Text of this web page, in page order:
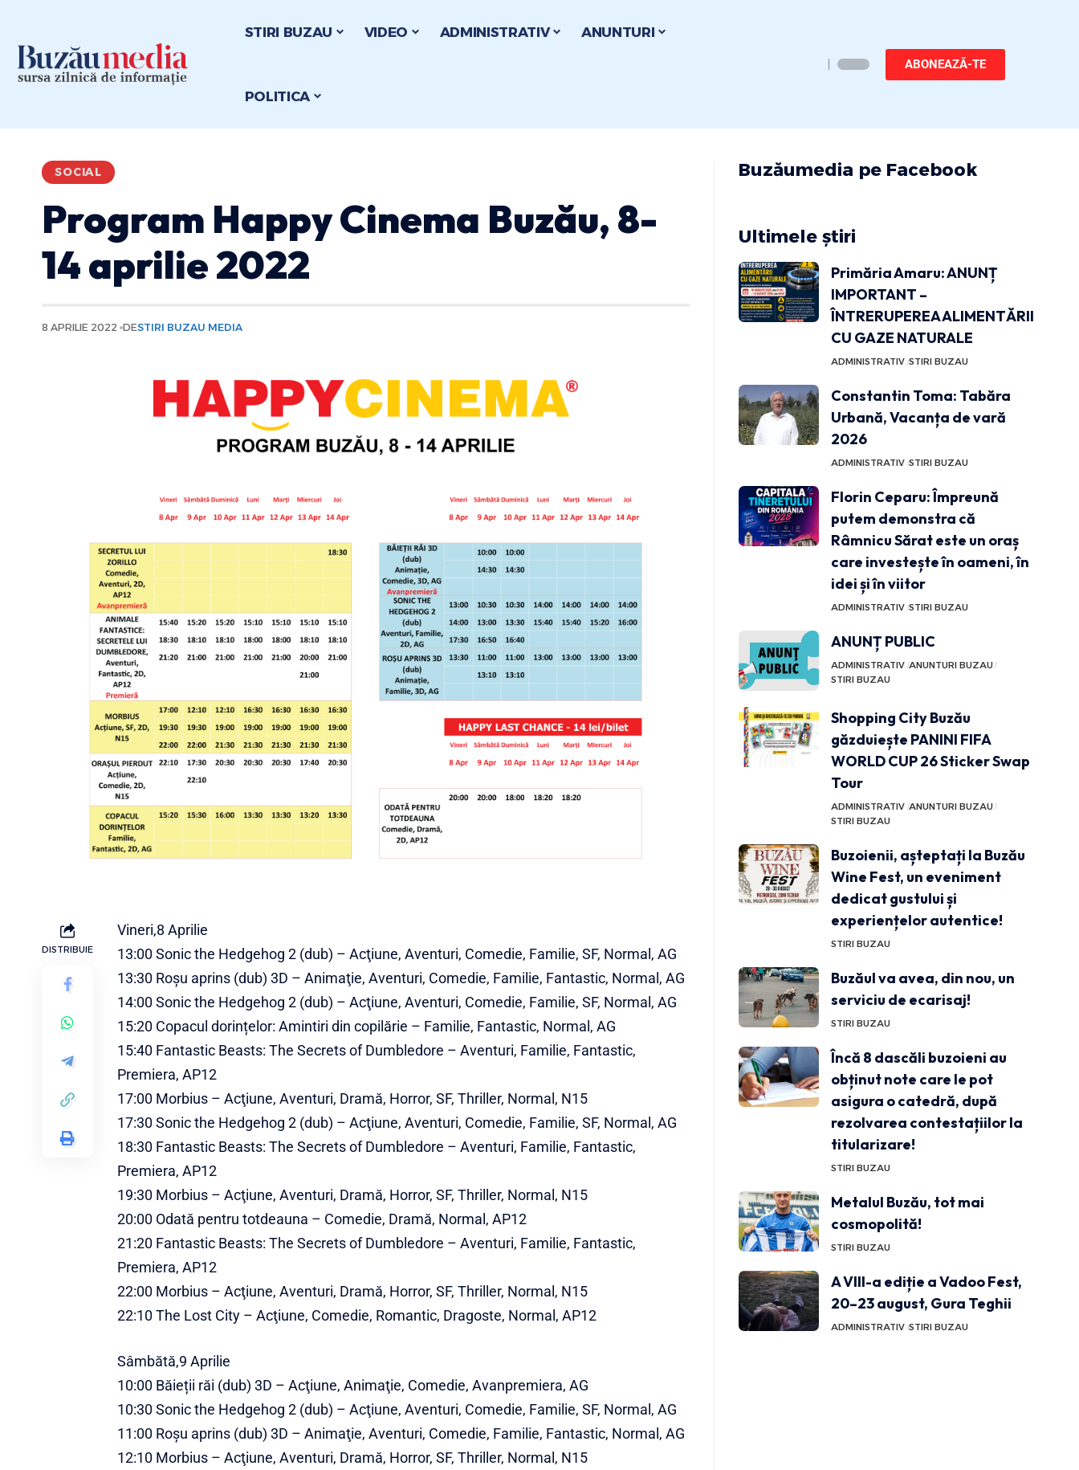
STIRI BUZAU VIDEO ADMINISTRATIV ANUNTURI
POLITICA
ABONEAZĂ-TE
SOCIAL
Program Happy Cinema Buzău, 8-
14 aprilie 2022
8 APRILIE 2022 DESTIRI BUZAU MEDIA
DISTRIBUIE
Vineri,8 Aprilie
13:00 Sonic the Hedgehog 2 (dub) – Acţiune, Aventuri, Comedie, Familie, SF, Normal, AG
13:30 Roșu aprins (dub) 3D – Animaţie, Aventuri, Comedie, Familie, Fantastic, Normal, AG
14:00 Sonic the Hedgehog 2 (dub) – Acţiune, Aventuri, Comedie, Familie, SF, Normal, AG
15:20 Copacul dorințelor: Amintiri din copilărie – Familie, Fantastic, Normal, AG
15:40 Fantastic Beasts: The Secrets of Dumbledore – Aventuri, Familie, Fantastic,
Premiera, AP12
17:00 Morbius – Acţiune, Aventuri, Dramă, Horror, SF, Thriller, Normal, N15
17:30 Sonic the Hedgehog 2 (dub) – Acţiune, Aventuri, Comedie, Familie, SF, Normal, AG
18:30 Fantastic Beasts: The Secrets of Dumbledore – Aventuri, Familie, Fantastic,
Premiera, AP12
19:30 Morbius – Acţiune, Aventuri, Dramă, Horror, SF, Thriller, Normal, N15
20:00 Odată pentru totdeauna – Comedie, Dramă, Normal, AP12
21:20 Fantastic Beasts: The Secrets of Dumbledore – Aventuri, Familie, Fantastic,
Premiera, AP12
22:00 Morbius – Acţiune, Aventuri, Dramă, Horror, SF, Thriller, Normal, N15
22:10 The Lost City – Acţiune, Comedie, Romantic, Dragoste, Normal, AP12
Sâmbătă,9 Aprilie
10:00 Băieții răi (dub) 3D – Acţiune, Animaţie, Comedie, Avanpremiera, AG
10:30 Sonic the Hedgehog 2 (dub) – Acţiune, Aventuri, Comedie, Familie, SF, Normal, AG
11:00 Roșu aprins (dub) 3D – Animaţie, Aventuri, Comedie, Familie, Fantastic, Normal, AG
12:10 Morbius – Acţiune, Aventuri, Dramă, Horror, SF, Thriller, Normal, N15
Buzăumedia pe Facebook
Ultimele știri
Primăria Amaru: ANUNȚ
IMPORTANT –
ÎNTRERUPEREA ALIMENTĂRII
CU GAZE NATURALE
ADMINISTRATIV STIRI BUZAU
Constantin Toma: Tabăra
Urbană, Vacanța de vară
2026
ADMINISTRATIV STIRI BUZAU
Florin Ceparu: Împreună
putem demonstra că
Râmnicu Sărat este un oraș
care investește în oameni, în
idei și în viitor
ADMINISTRATIV STIRI BUZAU
ANUNȚ PUBLIC
ADMINISTRATIV ANUNTURI BUZAU
STIRI BUZAU
Shopping City Buzău
găzduiește PANINI FIFA
WORLD CUP 26 Sticker Swap
Tour
ADMINISTRATIV ANUNTURI BUZAU
STIRI BUZAU
Buzoienii, așteptați la Buzău
Wine Fest, un eveniment
dedicat gustului și
experiențelor autentice!
STIRI BUZAU
Buzăul va avea, din nou, un
serviciu de ecarisaj!
STIRI BUZAU
Încă 8 dascăli buzoieni au
obținut note care le pot
asigura o catedră, după
rezolvarea contestațiilor la
titularizare!
STIRI BUZAU
Metalul Buzău, tot mai
cosmopolită!
STIRI BUZAU
A VIII-a ediție a Vadoo Fest,
20–23 august, Gura Teghii
ADMINISTRATIV STIRI BUZAU